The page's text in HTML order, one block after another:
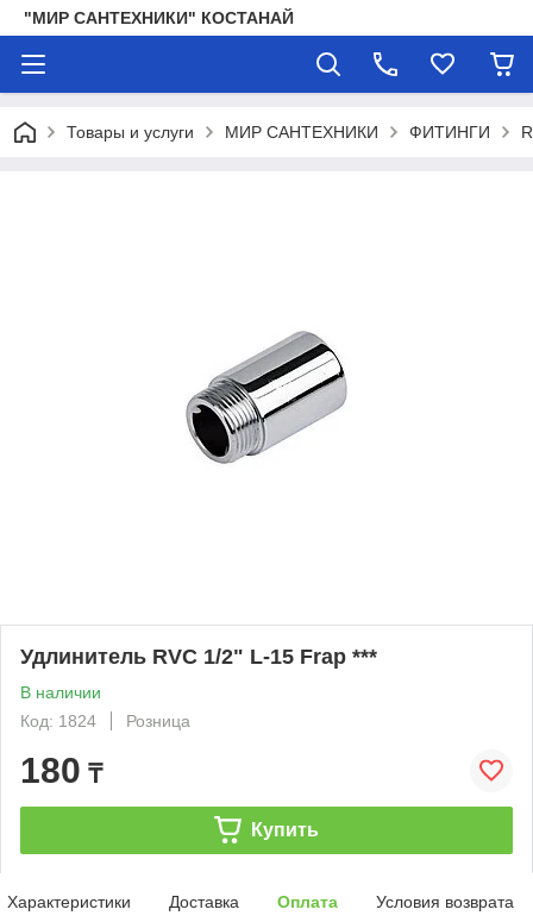
"МИР САНТЕХНИКИ" КОСТАНАЙ
Товары и услуги МИР САНТЕХНИКИ ФИТИНГИ
Удлинитель RVC 1/2" L-15 Frap ***
В наличии
Код: 1824
Розница
180 ₸
Купить
Характеристики Доставка Оплата Условия возврата